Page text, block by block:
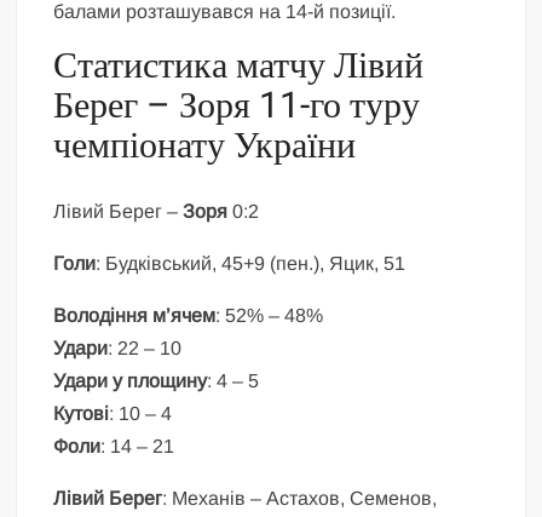
балами розташувався на 14-й позиції.
Статистика матчу Лівий
Берег – Зоря 11-го туру
чемпіонату України
Лівий Берег –Зоря0:2
Голи: Будківський, 45+9 (пен.), Яцик, 51
Володіння м’ячем: 52% – 48%
Удари: 22 – 10
Удари у площину: 4 – 5
Кутові: 10 – 4
Фоли: 14 – 21
Лівий Берег: Механів – Астахов, Семенов,